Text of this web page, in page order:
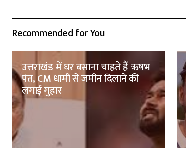
Recommended for You
उत्तराखंड में घर बसाना चाहते हैं ऋषभ
पंत, CM धामी से जमीन दिलाने की
लगाई गुहार